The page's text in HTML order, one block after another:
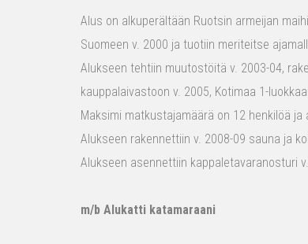
Alus on alkuperältään Ruotsin armeijan
Suomeen v. 2000 ja tuotiin meriteitse
Alukseen tehtiin muutostöitä v. 2003-04,
kauppalaivastoon v. 2005, Kotimaa 1-
Maksimi matkustajamäärä on 12 henkilöä
Alukseen rakennettiin v. 2008-09 sauna ja
Alukseen asennettiin kappaletavaranosturi
m/b Alukatti katamaraani